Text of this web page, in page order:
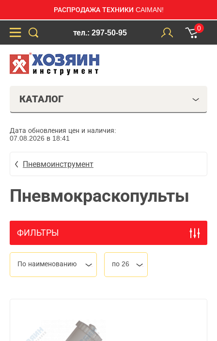
РАСПРОДАЖА ТЕХНИКИ CAIMAN!
тел.: 297-50-95
0
КАТАЛОГ
Дата обновления цен и наличия:
07.08.2026 в 18:41
Пневмоинструмент
Пневмокраскопульты
ФИЛЬТРЫ
По наименованию по 26